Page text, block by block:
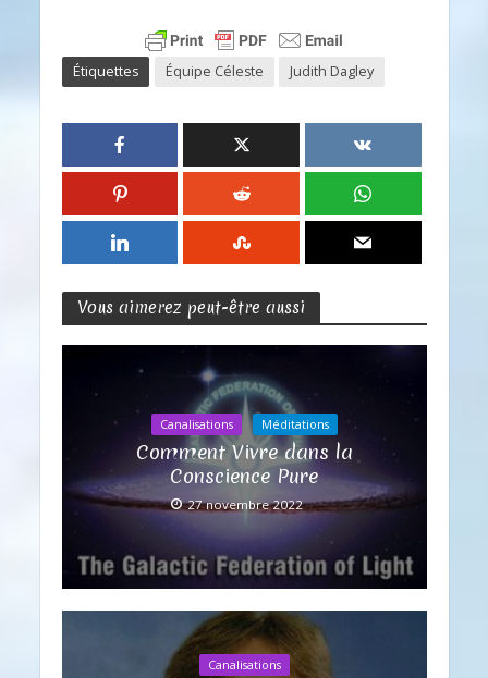
Étiquettes Équipe Céleste Judith Dagley
Vous aimerez peut-être aussi
Canalisations Méditations
Comment Vivre dans la
Conscience Pure
27 novembre 2022
Canalisations